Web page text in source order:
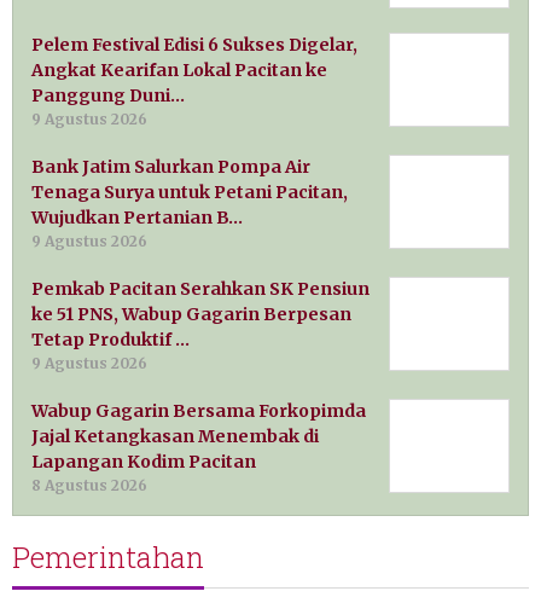
Pelem Festival Edisi 6 Sukses Digelar,
Angkat Kearifan Lokal Pacitan ke
Panggung Duni…
9 Agustus 2026
Bank Jatim Salurkan Pompa Air
Tenaga Surya untuk Petani Pacitan,
Wujudkan Pertanian B…
9 Agustus 2026
Pemkab Pacitan Serahkan SK Pensiun
ke 51 PNS, Wabup Gagarin Berpesan
Tetap Produktif …
9 Agustus 2026
Wabup Gagarin Bersama Forkopimda
Jajal Ketangkasan Menembak di
Lapangan Kodim Pacitan
8 Agustus 2026
Pemerintahan